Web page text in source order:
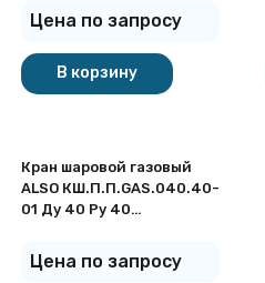
приварку
Цена по запросу
В корзину
Кран шаровой газовый
ALSO КШ.П.П.GAS.040.40-
01 Ду 40 Ру 40
приварку
Цена по запросу